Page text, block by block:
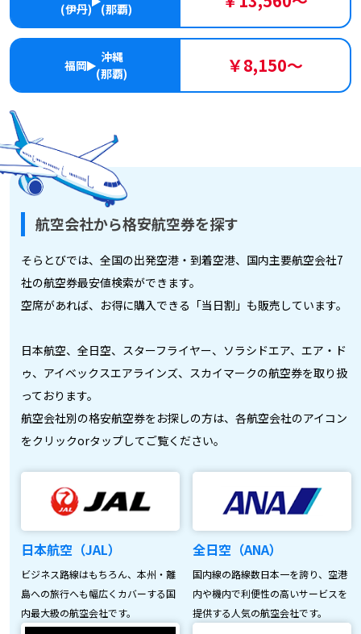
(伊丹)
(那覇)
福岡
沖縄
(那覇)
￥8,150～
航空会社から格安航空券を探す
そらとびでは、全国の出発空港・到着空港、国内主要航空会社7
社の航空券最安値検索ができます。
空席があれば、お得に購入できる「当日割」も販売しています。
日本航空、全日空、スターフライヤー、ソラシドエア、エア・ド
ゥ、アイベックスエアラインズ、スカイマークの航空券を取り扱
っております。
航空会社別の格安航空券をお探しの方は、各航空会社のアイコン
をクリックorタップしてご覧ください。
日本航空（JAL）
ビジネス路線はもちろん、本州・離
島への旅行へも幅広くカバーする国
内最大級の航空会社です。
全日空（ANA）
国内線の路線数日本一を誇り、空港
内や機内で利便性の高いサービスを
提供する人気の航空会社です。